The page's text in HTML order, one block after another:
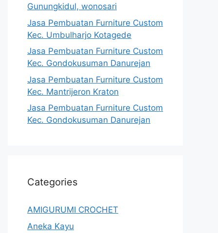
Gunungkidul, wonosari
Jasa Pembuatan Furniture Custom
Kec. Umbulharjo Kotagede
Jasa Pembuatan Furniture Custom
Kec. Gondokusuman Danurejan
Jasa Pembuatan Furniture Custom
Kec. Mantrijeron Kraton
Jasa Pembuatan Furniture Custom
Kec. Gondokusuman Danurejan
Categories
AMIGURUMI CROCHET
Aneka Kayu